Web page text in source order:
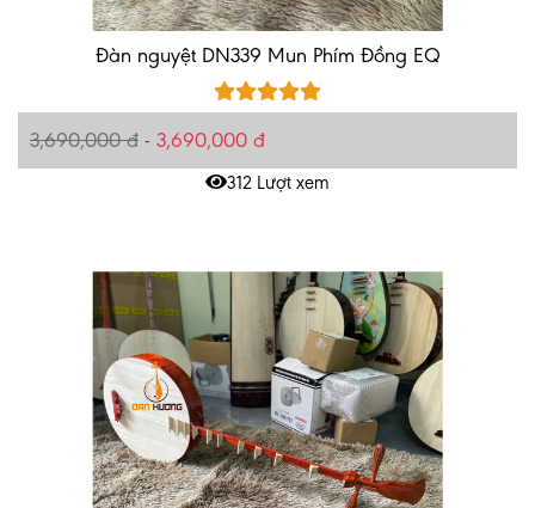
Đàn nguyệt DN339 Mun Phím Đồng EQ
3,690,000 đ - 3,690,000 đ
312 Lượt xem